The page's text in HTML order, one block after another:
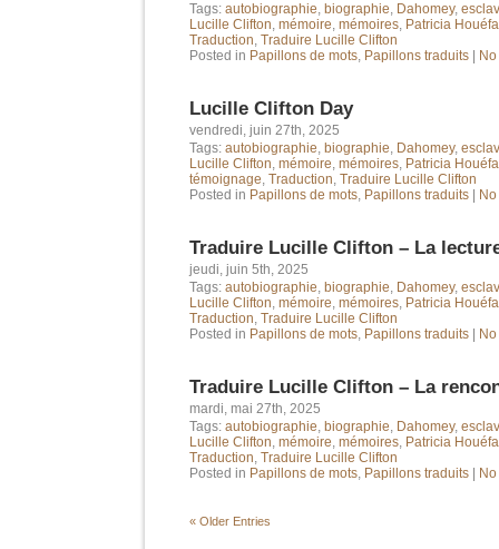
Tags: autobiographie, biographie, Dahomey,
Lucille Clifton, mémoire, mémoires, Patricia
Traduction, Traduire Lucille Clifton
Posted in Papillons de mots, Papillons traduits
Lucille Clifton Day
vendredi, juin 27th, 2025
Tags: autobiographie, biographie, Dahomey,
Lucille Clifton, mémoire, mémoires, Patricia
témoignage, Traduction, Traduire Lucille Clifton
Posted in Papillons de mots, Papillons traduits
Traduire Lucille Clifton – La
jeudi, juin 5th, 2025
Tags: autobiographie, biographie, Dahomey,
Lucille Clifton, mémoire, mémoires, Patricia
Traduction, Traduire Lucille Clifton
Posted in Papillons de mots, Papillons traduits
Traduire Lucille Clifton – La
mardi, mai 27th, 2025
Tags: autobiographie, biographie, Dahomey,
Lucille Clifton, mémoire, mémoires, Patricia
Traduction, Traduire Lucille Clifton
Posted in Papillons de mots, Papillons traduits
« Older Entries